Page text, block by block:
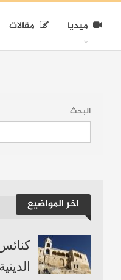
ميديا مقالات
البحث
اخر المواضيع